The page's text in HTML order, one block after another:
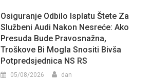
Osiguranje Odbilo Isplatu Štete Za
Službeni Audi Nakon Nesreće: Ako
Presuda Bude Pravosnažna,
Troškove Bi Mogla Snositi Bivša
Potpredsjednica NS RS
05/08/2026 dan